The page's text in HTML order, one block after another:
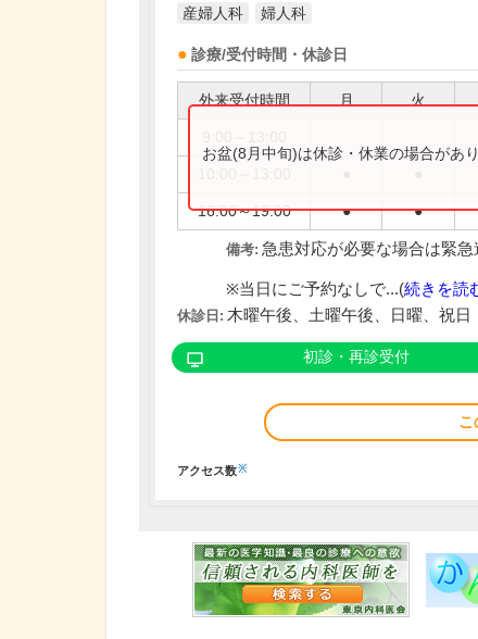
産婦人科 婦人科
診療/受付時間・休診日
外来受付時間 月 火
16:00～19:00 ● ●
お盆(8月中旬)は休診・休業の場合があ
備考: 急患対応が必要な場合は緊
※当日にご予約なしで...(続きを読
休診日: 木曜午後、土曜午後、日曜、祝日
初診・再診受付
こ
アクセス数※